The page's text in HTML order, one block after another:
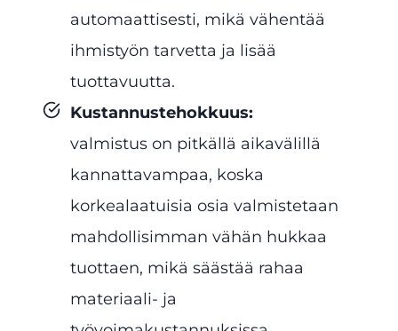
automaattisesti, mikä vähentää
ihmistyön tarvetta ja lisää
tuottavuutta.
Kustannustehokkuus:
valmistus on pitkällä aikavälillä
kannattavampaa, koska
korkealaatuisia osia valmistetaan
mahdollisimman vähän hukkaa
tuottaen, mikä säästää rahaa
materiaali- ja